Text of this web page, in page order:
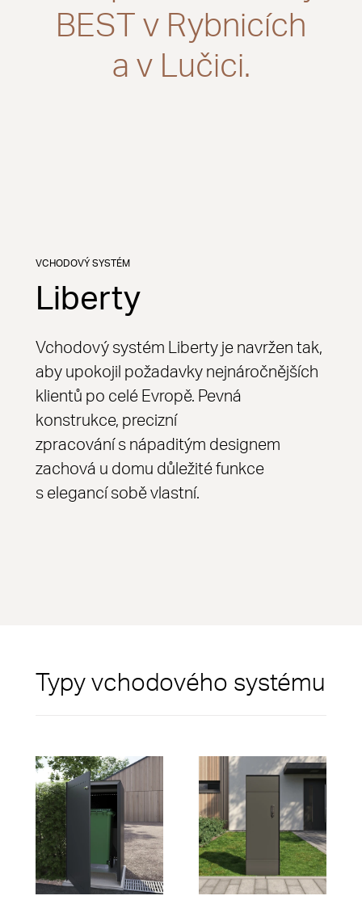
BEST v Rybnicích
a v Lučici.
VCHODOVÝ SYSTÉM
Liberty
Vchodový systém Liberty je navržen tak,
aby upokojil požadavky nejnáročnějších
klientů po celé Evropě. Pevná
konstrukce, precizní
zpracování s nápaditým designem
zachová u domu důležité funkce
s elegancí sobě vlastní.
Typy vchodového systému